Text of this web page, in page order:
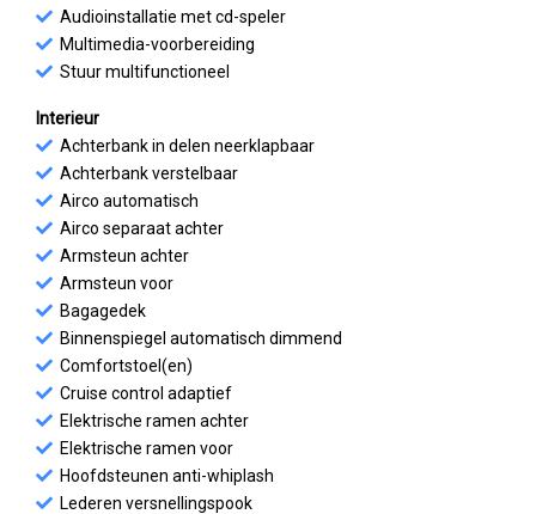
Audioinstallatie met cd-speler
Multimedia-voorbereiding
Stuur multifunctioneel
Interieur
Achterbank in delen neerklapbaar
Achterbank verstelbaar
Airco automatisch
Airco separaat achter
Armsteun achter
Armsteun voor
Bagagedek
Binnenspiegel automatisch dimmend
Comfortstoel(en)
Cruise control adaptief
Elektrische ramen achter
Elektrische ramen voor
Hoofdsteunen anti-whiplash
Lederen versnellingspook